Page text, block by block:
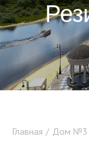
Главная / Дом №3